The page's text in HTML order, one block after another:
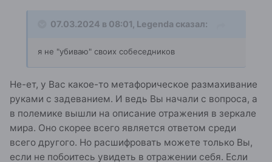
07.03.2024 в 08:01, Legenda сказал:
я не "убиваю" своих собеседников
Не-ет, у Вас какое-то метафорическое размахивание
руками с задеванием. И ведь Вы начали с вопроса, а
в полемике вышли на описание отражения в зеркале
мира. Оно скорее всего является ответом среди
всего другого. Но расшифровать можете только Вы,
если не побоитесь увидеть в отражении себя. Если